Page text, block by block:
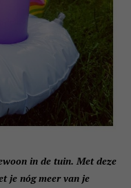
in de tuin. Met deze
je nóg meer van je